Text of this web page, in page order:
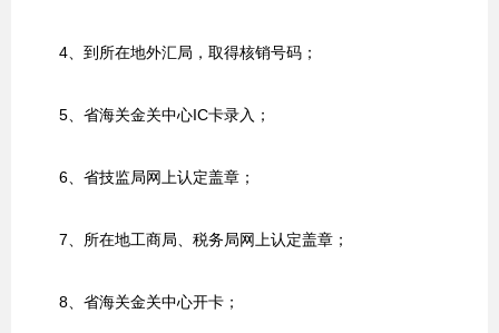
4、到所在地外汇局，取得核销号码；
5、省海关金关中心IC卡录入；
6、省技监局网上认定盖章；
7、所在地工商局、税务局网上认定盖章；
8、省海关金关中心开卡；